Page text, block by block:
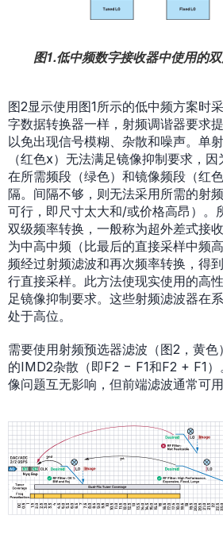
图1.低中频数字接收器中使用的双
图2显示使用图1所示的低中频方案时
字数据转换器一样，射频调谐器要求
以免出现信号模糊、杂散和噪声。单
（红色x）无法满足镜像抑制要求，
在所需频段（绿色）和镜像频段（红
隔。间隔不够，则无法采用所需的射
可行，即尺寸太大和/或价格高昂）。
双级频率转换，一般称为超外差式接
为中高中频（比最后的直接采样中频
频经过射频滤波和再次频率转换，得
行直接采样。此方法使现实使用的高
足镜像抑制要求。这些射频滤波器在
处于高位。
需要使用射频预选器滤波（图2，黄
的IMD2杂散（即F2 − F1和F2 + F1
像问题互无影响，但前端滤波通常可